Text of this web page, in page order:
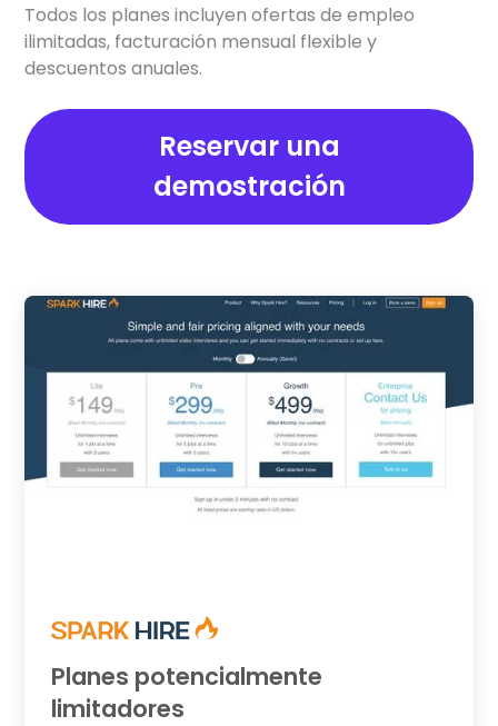
Todos los planes incluyen ofertas de empleo
ilimitadas, facturación mensual flexible y
descuentos anuales.
Reservar una
demostración
Planes potencialmente
limitadores